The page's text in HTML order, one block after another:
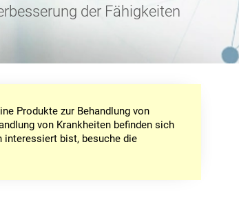
der Fähigkeiten
Produkte zur Behandlung von
von Krankheiten befinden sich
interessiert bist, besuche die